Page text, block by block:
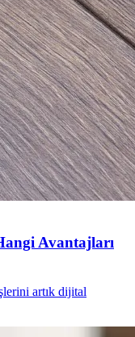
Avantajları
artık dijital